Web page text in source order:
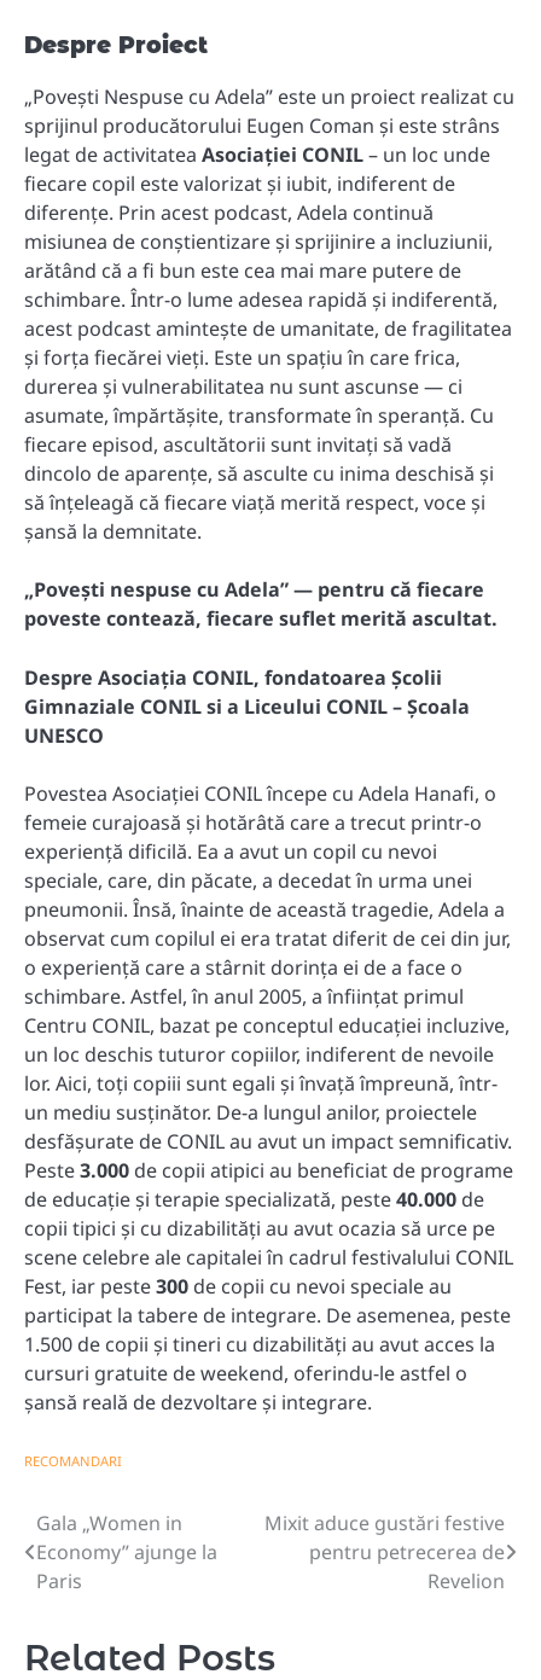
Despre Proiect
„Povești Nespuse cu Adela” este un proiect realizat cu
sprijinul producătorului Eugen Coman și este strâns
legat de activitatea Asociației CONIL– un loc unde
fiecare copil este valorizat și iubit, indiferent de
diferențe. Prin acest podcast, Adela continuă
misiunea de conștientizare și sprijinire a incluziunii,
arătând că a fi bun este cea mai mare putere de
schimbare. Într-o lume adesea rapidă și indiferentă,
acest podcast amintește de umanitate, de fragilitatea
și forța fiecărei vieți. Este un spațiu în care frica,
durerea și vulnerabilitatea nu sunt ascunse — ci
asumate, împărtășite, transformate în speranță. Cu
fiecare episod, ascultătorii sunt invitați să vadă
dincolo de aparențe, să asculte cu inima deschisă și
să înțeleagă că fiecare viață merită respect, voce și
șansă la demnitate.
„Povești nespuse cu Adela” — pentru că fiecare
poveste contează, fiecare suflet merită ascultat.
Despre Asociația CONIL, fondatoarea Școlii
Gimnaziale CONIL si a Liceului CONIL – Școala
UNESCO
Povestea Asociației CONIL începe cu Adela Hanafi, o
femeie curajoasă și hotărâtă care a trecut printr-o
experiență dificilă. Ea a avut un copil cu nevoi
speciale, care, din păcate, a decedat în urma unei
pneumonii. Însă, înainte de această tragedie, Adela a
observat cum copilul ei era tratat diferit de cei din jur,
o experiență care a stârnit dorința ei de a face o
schimbare. Astfel, în anul 2005, a înființat primul
Centru CONIL, bazat pe conceptul educației incluzive,
un loc deschis tuturor copiilor, indiferent de nevoile
lor. Aici, toți copiii sunt egali și învață împreună, într-
un mediu susținător. De-a lungul anilor, proiectele
desfășurate de CONIL au avut un impact semnificativ.
Peste3.000 de copii atipici au beneficiat de programe
de educație și terapie specializată, peste40.000 de
copii tipici și cu dizabilități au avut ocazia să urce pe
scene celebre ale capitalei în cadrul festivalului CONIL
Fest, iar peste300 de copii cu nevoi speciale au
participat la tabere de integrare. De asemenea, peste
1.500 de copii și tineri cu dizabilități au avut acces la
cursuri gratuite de weekend, oferindu-le astfel o
șansă reală de dezvoltare și integrare.
RECOMANDARI
Navigare
în
Gala „Women in
Economy” ajunge la
Paris
Mixit aduce gustări festive
pentru petrecerea de
Revelion
Related Posts